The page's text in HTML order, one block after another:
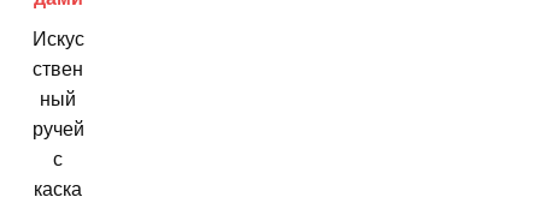
Искус
ствен
ный
ручей
с
каска